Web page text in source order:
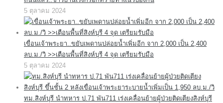
5 ตุลาคม 2024
เขื่อนเจ้าพระยา..ขยับเพดานปล่อยน้ำเพิ่มอีก จาก 2,000 เป็น 2,400
ลบ.ม./วิ >>เตือนพื้นที่สิงห์บุรี 4 จุด เตรียมรับมือ
5 ตุลาคม 2024
ทม.สิงห์บุรี นำทหาร ป.71 พัน711 เร่งเคลื่อนย้ายผู้ป่วยติดเตียงสิงห์บุรี